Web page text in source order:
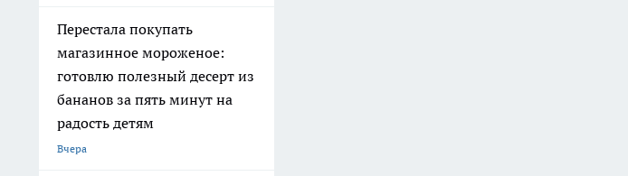
Перестала покупать
магазинное мороженое:
готовлю полезный десерт из
бананов за пять минут на
радость детям
Вчера